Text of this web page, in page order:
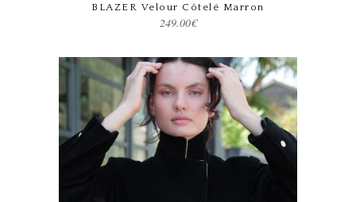
BLAZER Velour Côtelé Marron
249.00€